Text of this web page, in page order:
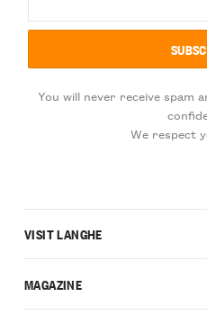
You will never receive spam
We respect
VISIT LANGHE
MAGAZINE